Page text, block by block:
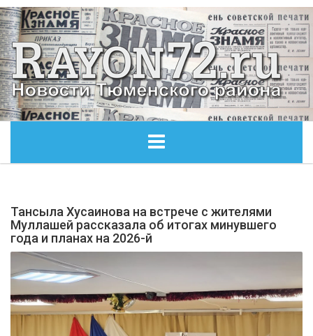
ОБЩЕСТВО
ЭКОНОМИКА
КУЛЬТУРА
БЕЗОПАСНОСТЬ
Тансыла Хусаинова на встрече с жителями
Муллашей рассказала об итогах минувшего
года и планах на 2026-й